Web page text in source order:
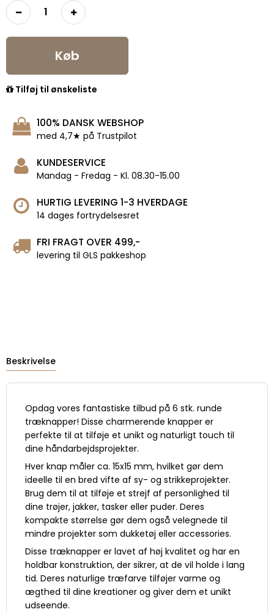
Køb
Tilføj til ønskeliste
FRI FRAGT OVER 499,-
levering til GLS pakkeshop
HURTIG LEVERING 1-3 HVERDAGE
14 dages fortrydelsesret
KUNDESERVICE
Mandag - Fredag - Kl. 08.30-15.00
100% DANSK WEBSHOP
med 4,7★ på Trustpilot
Beskrivelse
Opdag vores fantastiske tilbud på 6 stk. runde
træknapper! Disse charmerende knapper er
perfekte til at tilføje et unikt og naturligt touch til
dine håndarbejdsprojekter.
Hver knap måler ca. 15x15 mm, hvilket gør dem
ideelle til en bred vifte af sy- og strikkeprojekter.
Brug dem til at tilføje et strejf af personlighed til
dine trøjer, jakker, tasker eller puder. Deres
kompakte størrelse gør dem også velegnede til
mindre projekter som dukketøj eller accessories.
Disse træknapper er lavet af høj kvalitet og har en
holdbar konstruktion, der sikrer, at de vil holde i lang
tid. Deres naturlige træfarve tilføjer varme og
ægthed til dine kreationer og giver dem et unikt
udseende.